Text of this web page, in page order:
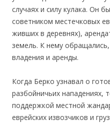
случаях и силу кулака. Он
советником местечковых
живших в деревнях),
земель. К нему обращались,
владения и аренды.
Когда Берко узнавал о
разбойничьих нападениях,
поддержкой местной
еврейских извозчиков и